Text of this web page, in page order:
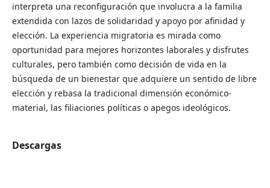
interpreta una reconfiguración que involucra a la familia
extendida con lazos de solidaridad y apoyo por afinidad y
elección. La experiencia migratoria es mirada como
oportunidad para mejores horizontes laborales y disfrutes
culturales, pero también como decisión de vida en la
búsqueda de un bienestar que adquiere un sentido de libre
elección y rebasa la tradicional dimensión económico-
material, las filiaciones políticas o apegos ideológicos.
Descargas